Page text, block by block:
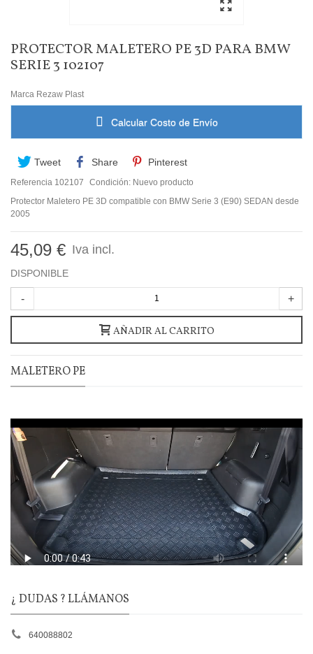
PROTECTOR MALETERO PE 3D PARA BMW
SERIE 3 102107
Marca Rezaw Plast
Calcular Costo de Envío
Tweet Share Pinterest
Referencia 102107 Condición: Nuevo producto
Protector Maletero PE 3D compatible con BMW Serie 3 (E90) SEDAN desde
2005
45,09 € Iva incl.
DISPONIBLE
- +
AÑADIR AL CARRITO
MALETERO PE
¿ DUDAS ? LLÁMANOS
640088802